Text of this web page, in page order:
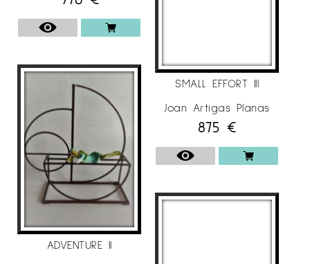
ADVENTURE II
SMALL EFFORT III
Joan Artigas Planas
875 €